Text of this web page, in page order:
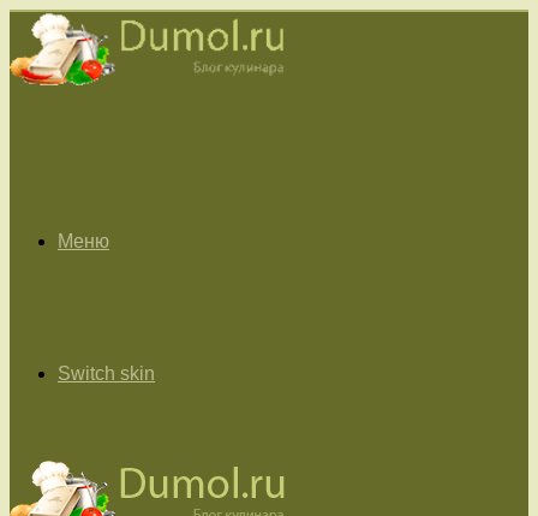
Меню
Switch skin